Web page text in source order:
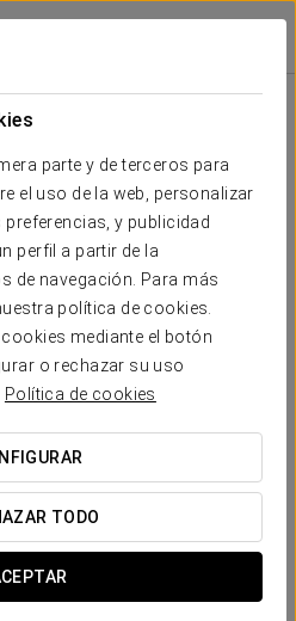
parte y de terceros para
el uso de la web, personalizar
y publicidad
perfil a partir de la
de navegación. Para más
política de cookies.
mediante el botón
o rechazar su uso
Política de cookies
TODO
que necesitas
de 201 habitaciones, todas
perfectos acabados y detalles
cuenta con 8 suites, ideales para
y para poder celebrar
en la habitación.
DESTACADOS